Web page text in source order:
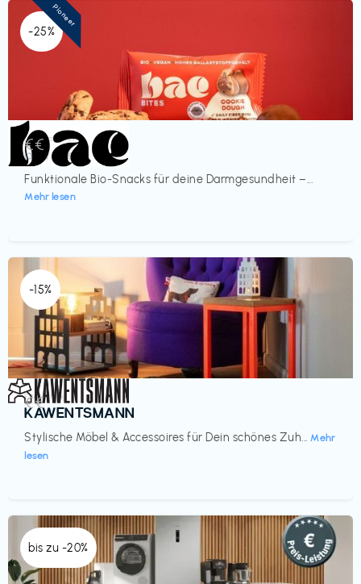
-25%
Lebensmittel
bae Treat
Funktionale Bio-Snacks für deine Darmgesundheit –...
Mehr lesen
€€‎
Pioneer
-15%
Einrichtung
KAWENTSMANN
Stylische Möbel & Accessoires für Dein schönes Zuh... Mehr
lesen
€€‎
bis zu -20%